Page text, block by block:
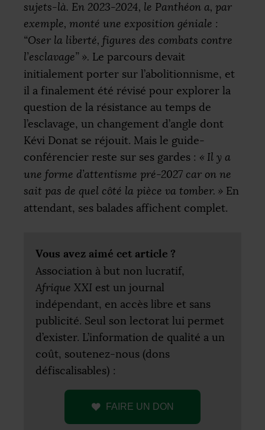
sujets-là. En 2023-2024, le Panthéon a, par
exemple, monté une exposition géniale :
“Oser la liberté, figures des combats contre
l’esclavage” ». Le parcours devait
initialement porter sur l’abolitionnisme, et
il a finalement été révisé pour explorer la
question de la résistance au temps de
l’esclavage, un changement d’angle dont
Kévi Donat se réjouit. Mais le guide-
conférencier reste sur ses gardes : « Il y a
une forme d’attentisme pré-2027 car on ne
sait pas de quel côté la pièce va tomber. » En
attendant, ses balades affichent complet.
Vous avez aimé cet article ?
Association à but non lucratif,
Afrique XXI est un journal
indépendant, en accès libre et sans
publicité. Seul son lectorat lui permet
d’exister. L’information de qualité a un
coût, soutenez-nous (dons
défiscalisables) :
FAIRE UN DON